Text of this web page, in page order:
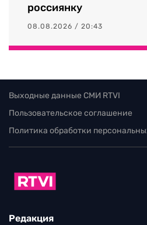
россиянку
08.08.2026 / 20:43
Выходные данные СМИ RTVI
Пользовательское соглашение
Политика обработки
Редакция